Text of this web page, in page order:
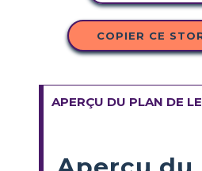
COPIER CE
APERÇU DU PLAN DE